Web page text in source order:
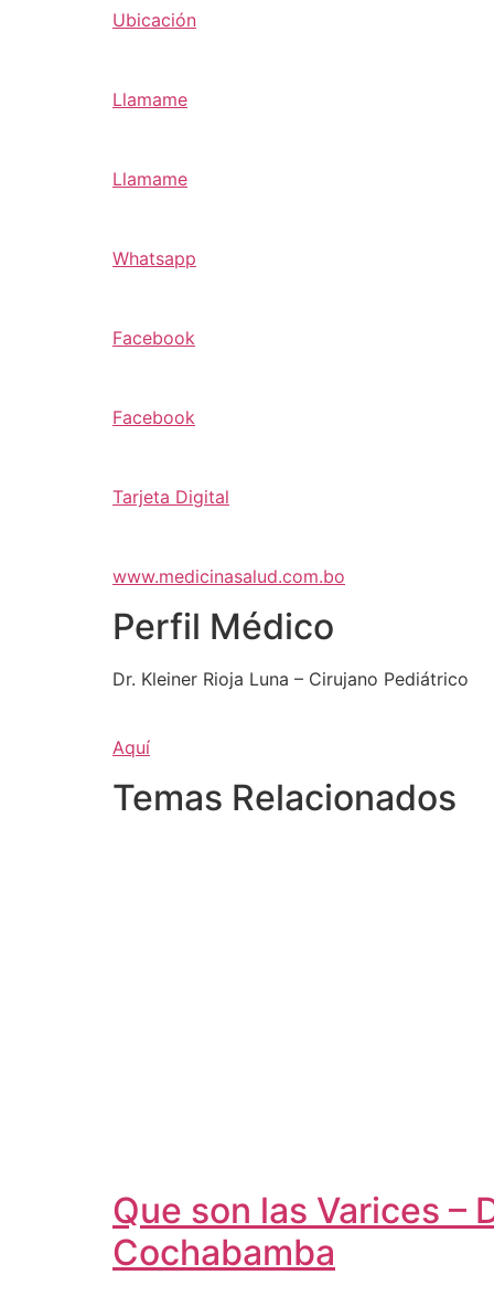
Ubicación
Llamame
Llamame
Whatsapp
Facebook
Facebook
Tarjeta Digital
www.medicinasalud.com.bo
Perfil Médico
Dr. Kleiner Rioja Luna – Cirujano Pediátrico
Aquí
Temas Relacionados
Que son las Varices –
Cochabamba